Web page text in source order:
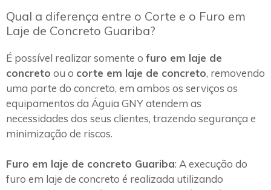
Qual a diferença entre o Corte e o Furo em
Laje de Concreto Guariba?
É possível realizar somente o furo em laje de
concreto ou o corte em laje de concreto, removendo
uma parte do concreto, em ambos os serviços os
equipamentos da Águia GNY atendem as
necessidades dos seus clientes, trazendo segurança e
minimização de riscos.
Furo em laje de concreto Guariba: A execução do
furo em laje de concreto é realizada utilizando